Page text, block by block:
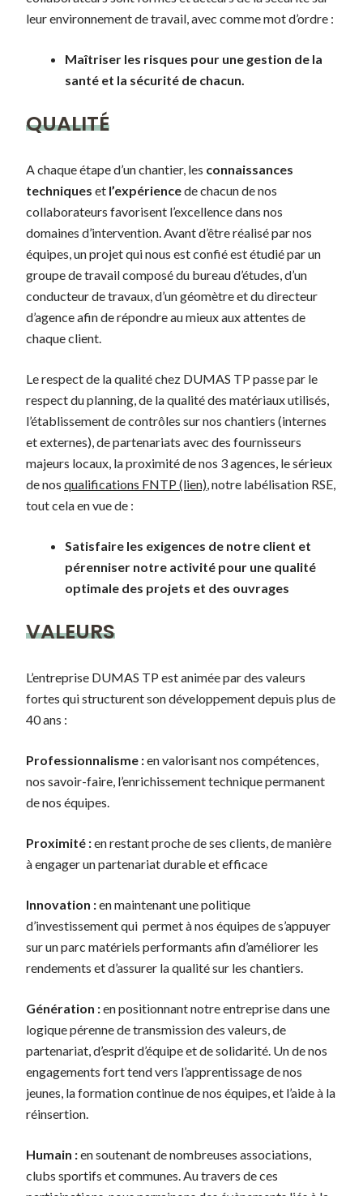
leur environnement de travail, avec comme mot d’ordre :
Maîtriser les risques pour une gestion de la
santé et la sécurité de chacun.
QUALITÉ
A chaque étape d’un chantier, les connaissances
techniques et l’expériencede chacun de nos
collaborateurs favorisent l’excellence dans nos
domaines d’intervention. Avant d’être réalisé par nos
équipes, un projet qui nous est confié est étudié par un
groupe de travail composé du bureau d’études, d’un
conducteur de travaux, d’un géomètre et du directeur
d’agence afin de répondre au mieux aux attentes de
chaque client.
Le respect de la qualité chez DUMAS TP passe par le
respect du planning, de la qualité des matériaux utilisés,
l’établissement de contrôles sur nos chantiers (internes
et externes), de partenariats avec des fournisseurs
majeurs locaux, la proximité de nos 3 agences, le sérieux
de nos qualifications FNTP (lien) , notre labélisation RSE,
tout cela en vue de :
Satisfaire les exigences de notre client et
pérenniser notre activité pour une qualité
optimale des projets et des ouvrages
VALEURS
L’entreprise DUMAS TP est animée par des valeurs
fortes qui structurent son développement depuis plus de
40 ans :
Professionnalisme :en valorisant nos compétences,
nos savoir-faire, l’enrichissement technique permanent
de nos équipes.
Proximité :en restant proche de ses clients, de manière
à engager un partenariat durable et efficace
Innovation :en maintenant une politique
d’investissement qui permet à nos équipes de s’appuyer
sur un parc matériels performants afin d’améliorer les
rendements et d’assurer la qualité sur les chantiers.
Génération :en positionnant notre entreprise dans une
logique pérenne de transmission des valeurs, de
partenariat, d’esprit d’équipe et de solidarité. Un de nos
engagements fort tend vers l’apprentissage de nos
jeunes, la formation continue de nos équipes, et l’aide à la
réinsertion.
Humain :en soutenant de nombreuses associations,
clubs sportifs et communes. Au travers de ces